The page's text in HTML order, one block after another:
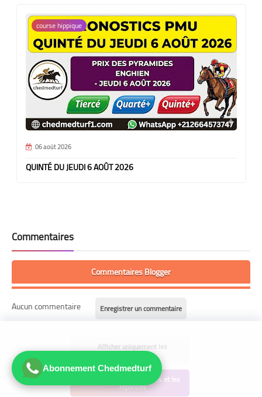
course hippique
06 août 2026
QUINTÉ DU JEUDI 6 AOÛT 2026
Commentaires
Commentaires Blogger
Aucun commentaire Enregistrer un commentaire
Afficher uniquement les
commentaires
Afficher les commentaires et les
réponses
Abonnement Chedmedturf